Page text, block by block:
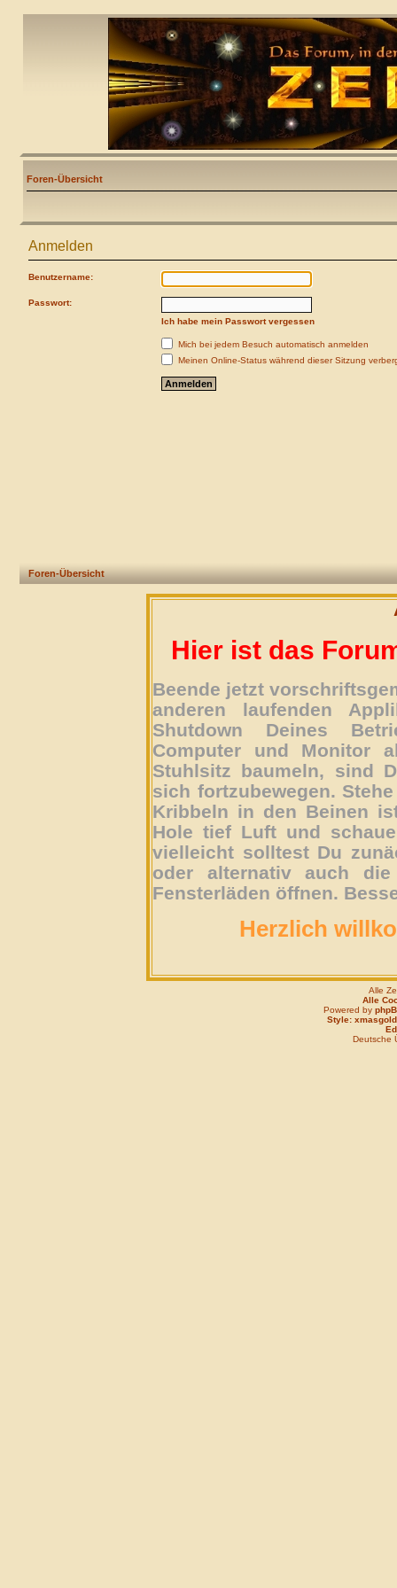
Foren-Übersicht
Anmelden
Benutzername:
Passwort:
Ich habe mein Passwort vergessen
Mich bei jedem Besuch automatisch anmelden
Meinen Online-Status während dieser Sitzung
Foren-Übersicht
Hier ist das
Beende jetzt
anderen laufenden
Shutdown Deines
Computer und Monitor
Stuhlsitz baumeln, sind
sich fortzubewegen.
Kribbeln in den Beinen
Hole tief Luft und
vielleicht solltest Du
oder alternativ auch
Fensterläden öffnen.
Herzlich
Alle
Alle
Powered by
Style: xmasgold
Deutsche